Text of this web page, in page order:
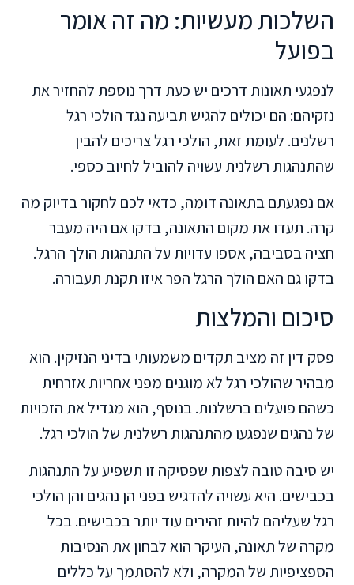
השלכות מעשיות: מה זה אומר
בפועל
לנפגעי תאונות דרכים יש כעת דרך נוספת להחזיר את
נזקיהם: הם יכולים להגיש תביעה נגד הולכי רגל
רשלנים. לעומת זאת, הולכי רגל צריכים להבין
שהתנהגות רשלנית עשויה להוביל לחיוב כספי.
אם נפגעתם בתאונה דומה, כדאי לכם לחקור בדיוק מה
קרה. תעדו את מקום התאונה, בדקו אם היה מעבר
חציה בסביבה, אספו עדויות על התנהגות הולך הרגל.
בדקו גם האם הולך הרגל הפר איזו תקנת תעבורה.
סיכום והמלצות
פסק דין זה מציב תקדים משמעותי בדיני הנזיקין. הוא
מבהיר שהולכי רגל לא מוגנים מפני אחריות אזרחית
כשהם פועלים ברשלנות. בנוסף, הוא מגדיל את הזכויות
של נהגים שנפגעו מהתנהגות רשלנית של הולכי רגל.
יש סיבה טובה לצפות שפסיקה זו תשפיע על התנהגות
בכבישים. היא עשויה להדגיש בפני הן נהגים והן הולכי
רגל שעליהם להיות זהירים עוד יותר בכבישים. בכל
מקרה של תאונה, העיקר הוא לבחון את הנסיבות
הספציפיות של המקרה, ולא להסתמך על כללים